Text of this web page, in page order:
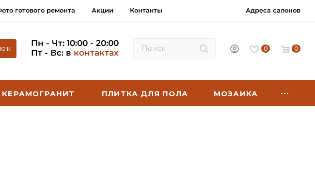
готового ремонта Акции Контакты Адреса салонов
Пн - Чт: 10:00 - 20:00
Пт - Вс: в контактах 0 0
КЕРАМОГРАНИТ ПЛИТКА ДЛЯ ПОЛА МОЗАИКА